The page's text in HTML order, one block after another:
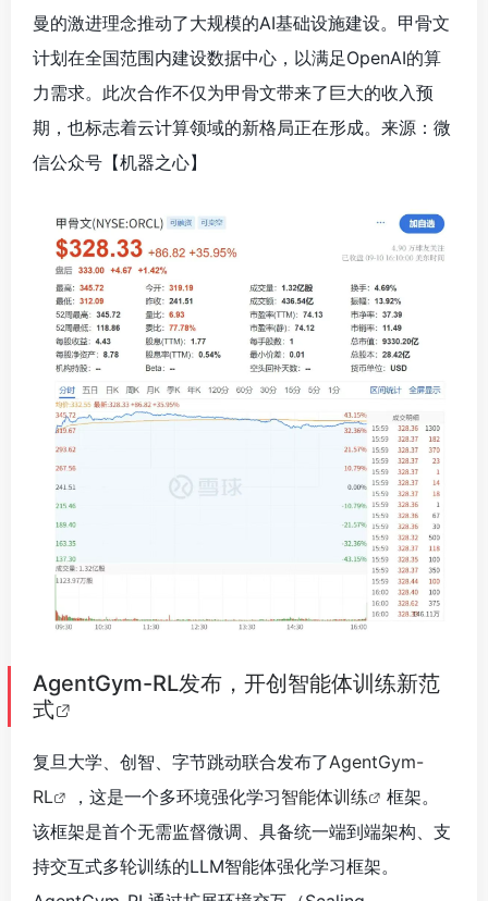
曼的激进理念推动了大规模的AI基础设施建设。甲骨文
计划在全国范围内建设数据中心，以满足OpenAI的算
力需求。此次合作不仅为甲骨文带来了巨大的收入预
期，也标志着云计算领域的新格局正在形成。来源：微
信公众号【机器之心】
AgentGym-RL发布，开创智能体训练新范
式
复旦大学、创智、字节跳动联合发布了AgentGym-
RL
，这是一个多环境强化学习智能体训练
框架。
该框架是首个无需监督微调、具备统一端到端架构、支
持交互式多轮训练的LLM智能体强化学习框架。